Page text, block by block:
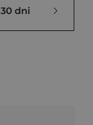
30 dni